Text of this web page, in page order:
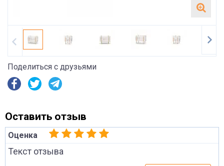
Поделиться с друзьями
Оставить отзыв
Оценка
Текст отзыва